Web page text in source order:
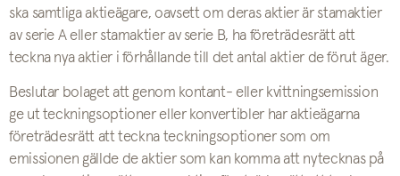
ska samtliga aktieägare, oavsett om deras aktier är stamaktier
av serie A eller stamaktier av serie B, ha företrädesrätt att
teckna nya aktier i förhållande till det antal aktier de förut äger.
Beslutar bolaget att genom kontant- eller kvittningsemission
ge ut teckningsoptioner eller konvertibler har aktieägarna
företrädesrätt att teckna teckningsoptioner som om
emissionen gällde de aktier som kan komma att nytecknas på